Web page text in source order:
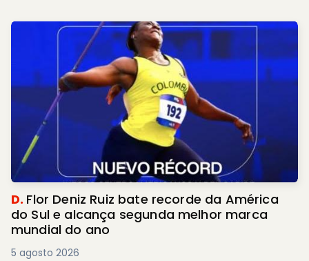
D. Flor Deniz Ruiz bate recorde da América
do Sul e alcança segunda melhor marca
mundial do ano
5 agosto 2026